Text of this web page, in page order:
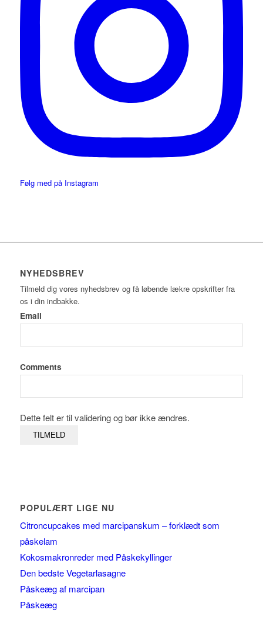
Følg med på Instagram
NYHEDSBREV
Tilmeld dig vores nyhedsbrev og få løbende lækre opskrifter fra
os i din indbakke.
Email
Comments
Dette felt er til validering og bør ikke ændres.
POPULÆRT LIGE NU
Citroncupcakes med marcipanskum – forklædt som
påskelam
Kokosmakronreder med Påskekyllinger
Den bedste Vegetarlasagne
Påskeæg af marcipan
Påskeæg